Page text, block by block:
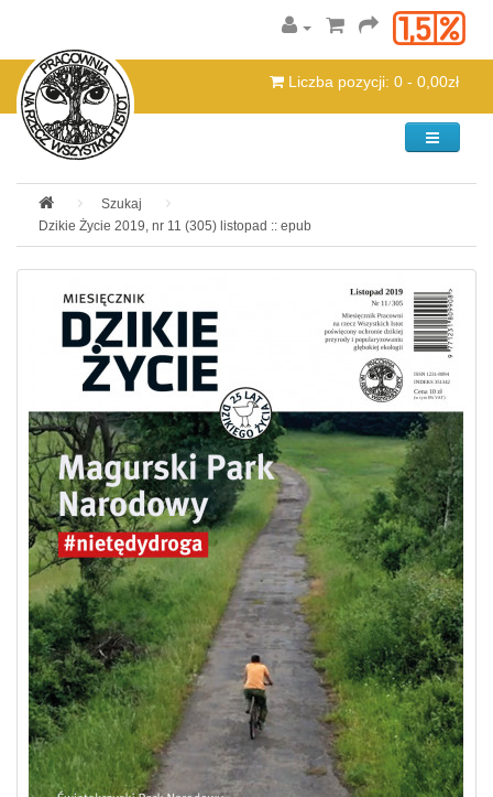
Liczba pozycji: 0 - 0,00zł
Kategorie
Szukaj
Dzikie Życie 2019, nr 11 (305) listopad :: epub